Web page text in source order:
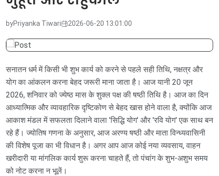
byPriyanka Tiwari 2026-06-20 13:01:00
सनातन धर्म में किसी भी शुभ कार्य को करने से पहले सही तिथि, नक्षत्र और
योग का आंकलन करना बेहद जरूरी माना जाता है। आज यानी 20 जून
2026, शनिवार को ज्येष्ठ मास के शुक्ल पक्ष की षष्ठी तिथि है। आज का दिन
आध्यात्मिक और व्यावहारिक दृष्टिकोण से बेहद खास होने वाला है, क्योंकि आज
आकाश मंडल में सफलता दिलाने वाला 'सिद्धि योग' और 'रवि योग' एक साथ बन
रहे हैं। ज्योतिष गणना के अनुसार, आज अरण्य षष्ठी और माता विन्ध्यवासिनी
की विशेष पूजा का भी विधान है। अगर आप आज कोई नया व्यवसाय, वाहन
खरीदारी या मांगलिक कार्य शुरू करना चाहते हैं, तो पंचांग के शुभ-अशुभ समय
को नोट करना न भूलें।